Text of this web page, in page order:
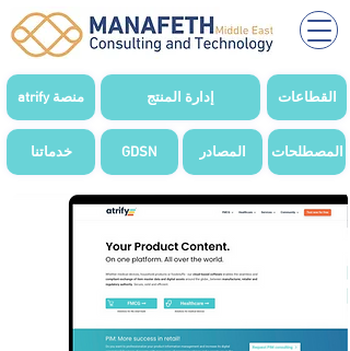
atrify منصة إدارة المنتج القطاعات
خدماتنا GDSN المصادر المصطلحات